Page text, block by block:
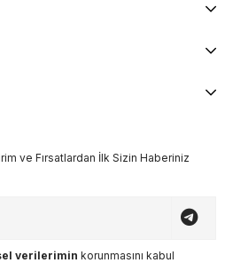
ve Fırsatlardan İlk Sizin Haberiniz
verilerimin korunmasını kabul